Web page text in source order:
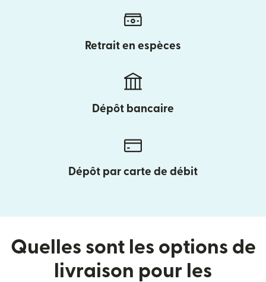
Retrait en espèces
Dépôt bancaire
Dépôt par carte de débit
Quelles sont les options de
livraison pour les